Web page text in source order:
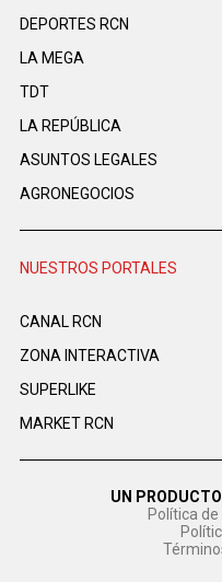
DEPORTES RCN
LA MEGA
TDT
LA REPÚBLICA
ASUNTOS LEGALES
AGRONEGOCIOS
NUESTROS PORTALES
CANAL RCN
ZONA INTERACTIVA
SUPERLIKE
MARKET RCN
UN
Política